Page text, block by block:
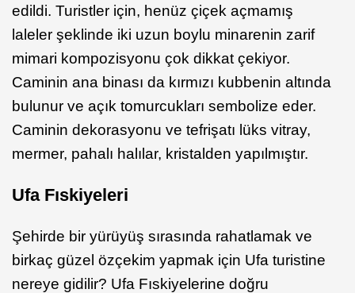
edildi. Turistler için, henüz çiçek açmamış
laleler şeklinde iki uzun boylu minarenin zarif
mimari kompozisyonu çok dikkat çekiyor.
Caminin ana binası da kırmızı kubbenin altında
bulunur ve açık tomurcukları sembolize eder.
Caminin dekorasyonu ve tefrişatı lüks vitray,
mermer, pahalı halılar, kristalden yapılmıştır.
Ufa Fıskiyeleri
Şehirde bir yürüyüş sırasında rahatlamak ve
birkaç güzel özçekim yapmak için Ufa turistine
nereye gidilir? Ufa Fıskiyelerine doğru